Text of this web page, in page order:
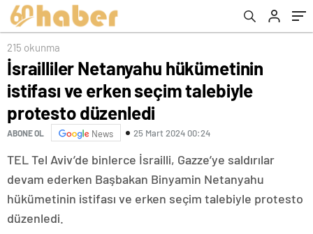
215 okunma
İsrailliler Netanyahu hükümetinin
istifası ve erken seçim talebiyle
protesto düzenledi
ABONE OL News 25 Mart 2024 00:24
TEL Tel Aviv’de binlerce İsrailli, Gazze’ye saldırılar
devam ederken Başbakan Binyamin Netanyahu
hükümetinin istifası ve erken seçim talebiyle protesto
düzenledi.